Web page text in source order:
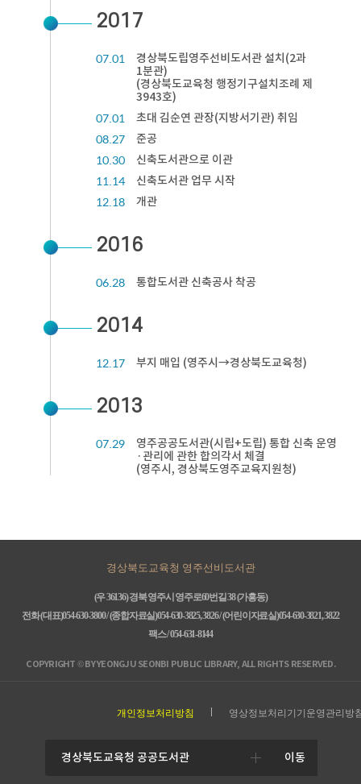
2017
07.01
경상북도립영주선비도서관 설치(2과
1분관)
(경상북도교육청 행정기구설치조례 제
3943호)
07.01 초대 김순연 관장(지방서기관) 취임
08.27 준공
10.30 신축도서관으로 이관
11.14 신축도서관 업무 시작
12.18 개관
2016
06.28 통합도서관 신축공사 착공
2014
12.17 부지 매입 (영주시→경상북도교육청)
2013
07.29
영주공공도서관(시립+도립) 통합 신축 운영
·관리에 관한 합의각서 체결
(영주시, 경상북도영주교육지원청)
경상북도교육청 영주선비도서관
(우 36136) 경북 영주시 영주로60번길 38 (가흥동)
전화 (대표)054-630-3800 / (종합자료실)054-630-3825, 3826 / (어린이자료실)054-630-3821, 3822
팩스 / 054-631-8144
COPYRIGHT © BY YEONGJU SEONBI PUBLIC LIBRARY, ALL RIGHTS RESERVED.
개인정보처리방침 영상정보처리기기운영관리방
이동